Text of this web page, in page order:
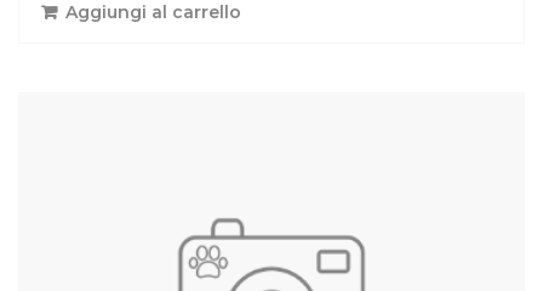
Aggiungi al carrello